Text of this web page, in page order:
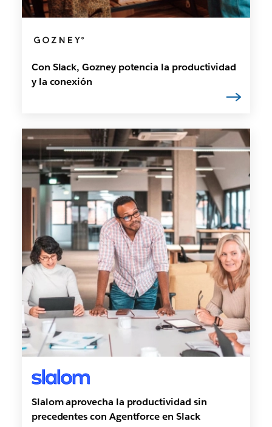
Con Slack, Gozney potencia la productividad
y la conexión
Slalom aprovecha la productividad sin
precedentes con Agentforce en Slack